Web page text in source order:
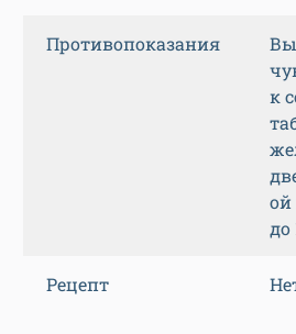
Противопоказания
к
ой
до
Рецепт